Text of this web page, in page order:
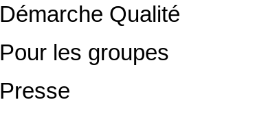
Démarche Qualité
Pour les groupes
Presse